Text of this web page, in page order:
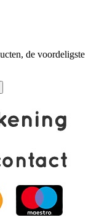
de voordeligste